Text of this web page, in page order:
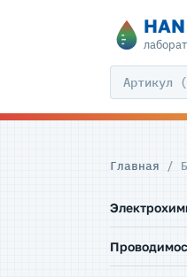
Главная /